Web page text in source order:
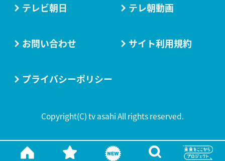
テレビ朝日 テレ朝動画
お問い合わせ サイト利用規約
プライバシーポリシー
Copyright(C) tv asahi All rights reserved.